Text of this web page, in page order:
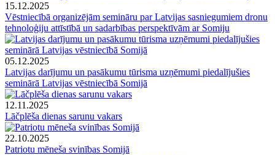
15.12.2025
Vēstniecībā organizējām semināru par Latvijas sasniegumiem dronu
tehnoloģiju attīstībā un sadarbības perspektīvām ar Somiju
05.12.2025
Latvijas darījumu un pasākumu tūrisma uzņēmumi piedalījušies
seminārā Latvijas vēstniecībā Somijā
12.11.2025
Lāčplēša dienas sarunu vakars
22.10.2025
Patriotu mēneša svinības Somijā